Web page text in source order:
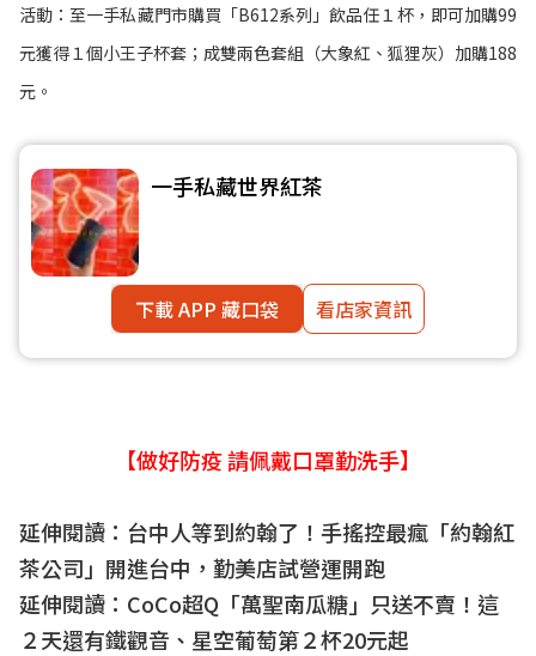
活動：至一手私藏門市購買「B612系列」飲品任１杯，即可加購99
元獲得１個小王子杯套；成雙兩色套組（大象紅、狐狸灰）加購188
元。
一手私藏世界紅茶
下載 APP 藏口袋 看店家資訊
【做好防疫 請佩戴口罩勤洗手】
延伸閱讀： 台中人等到約翰了！手搖控最瘋「約翰紅
茶公司」開進台中，勤美店試營運開跑
延伸閱讀： CoCo超Q「萬聖南瓜糖」只送不賣！這
２天還有鐵觀音、星空葡萄第２杯20元起